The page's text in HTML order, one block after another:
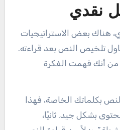
نقدي
هناك بعض الاستراتيجيات
حاول تلخيص النص بعد قراءته.
أنك فهمت الفكرة
بكلماتك الخاصة، فهذا
بشكل جيد. ثانيًا،